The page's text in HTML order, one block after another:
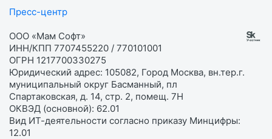
Пресс-центр
ООО «Мам Софт»
ИНН/КПП 7707455220 / 770101001
ОГРН 1217700330275
Юридический адрес: 105082, Город Москва, вн.тер.г.
муниципальный округ Басманный, пл
Спартаковская, д. 14, стр. 2, помещ. 7Н
ОКВЭД (основной): 62.01
Вид ИТ-деятельности согласно приказу Минцифры:
12.01